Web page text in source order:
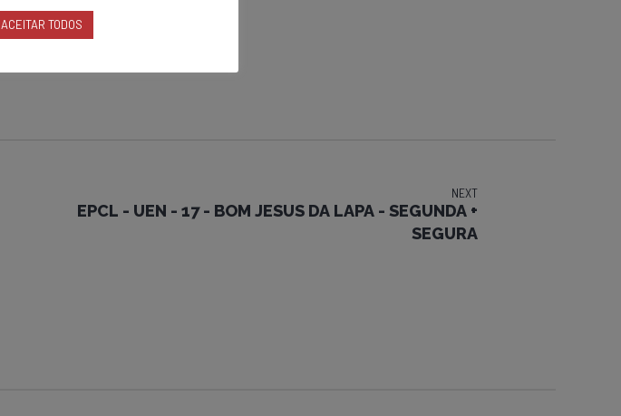
NEXT
EPCL - UEN - 17 - BOM JESUS DA LAPA - SEGUNDA +
SEGURA
ACEITAR TODOS